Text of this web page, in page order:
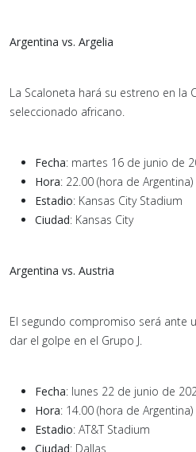
Argentina vs. Argelia
La Scaloneta hará su estreno en la
seleccionado africano.
Fecha: martes 16 de junio de
Hora: 22.00 (hora de Argentina)
Estadio: Kansas City Stadium
Ciudad: Kansas City
Argentina vs. Austria
El segundo compromiso será ante
dar el golpe en el Grupo J.
Fecha: lunes 22 de junio de
Hora: 14.00 (hora de Argentina)
Estadio: AT&T Stadium
Ciudad: Dallas